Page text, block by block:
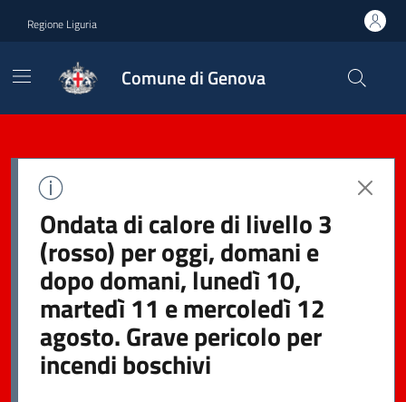
Regione Liguria
Comune di Genova
Ondata di calore di livello 3
(rosso) per oggi, domani e
dopo domani, lunedì 10,
martedì 11 e mercoledì 12
agosto. Grave pericolo per
incendi boschivi